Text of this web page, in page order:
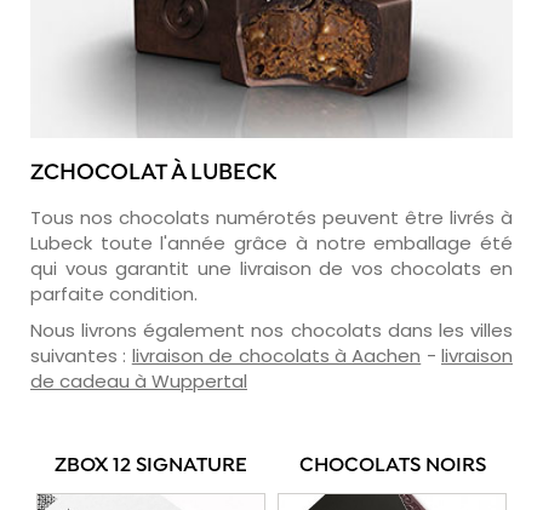
ZCHOCOLAT À LUBECK
Tous nos chocolats numérotés peuvent être livrés à
Lubeck toute l'année grâce à notre emballage été
qui vous garantit une livraison de vos chocolats en
parfaite condition.
Nous livrons également nos chocolats dans les villes
suivantes : livraison de chocolats à Aachen - livraison
de cadeau à Wuppertal
ZBOX 12 SIGNATURE CHOCOLATS NOIRS